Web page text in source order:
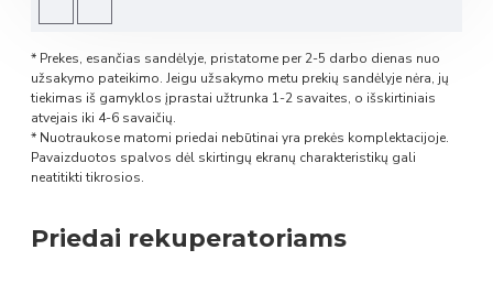
* Prekes, esančias sandėlyje, pristatome per 2-5 darbo dienas nuo
užsakymo pateikimo. Jeigu užsakymo metu prekių sandėlyje nėra, jų
tiekimas iš gamyklos įprastai užtrunka 1-2 savaites, o išskirtiniais
atvejais iki 4-6 savaičių.
* Nuotraukose matomi priedai nebūtinai yra prekės komplektacijoje.
Pavaizduotos spalvos dėl skirtingų ekranų charakteristikų gali
neatitikti tikrosios.
Priedai rekuperatoriams